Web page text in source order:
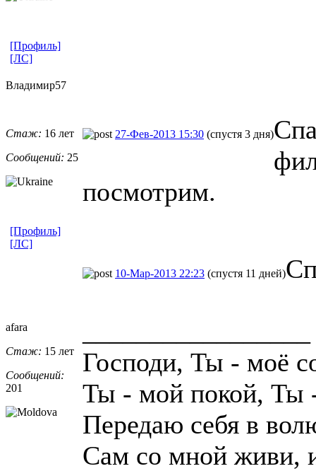
[Профиль]
[ЛС]
Владимир57
Стаж: 16 лет
Сообщений: 25
27-Фев-2013 15:30 (спустя 3 дня)
посмотрим.
[Профиль]
[ЛС]
afara
Стаж: 15 лет
Сообщений:
201
10-Мар-2013 22:23 (спустя 11 дней)
Господи, Ты - моё
Ты - мой покой, Ты
Передаю себя в
Сам со мной живи,